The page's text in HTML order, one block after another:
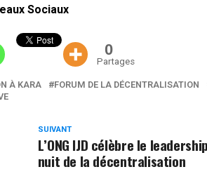
Sociaux
0
Partages
À KARA FORUM DE LA DÉCENTRALISATION
SUIVANT
L’ONG IJD célèbre le
nuit de la décentralisation